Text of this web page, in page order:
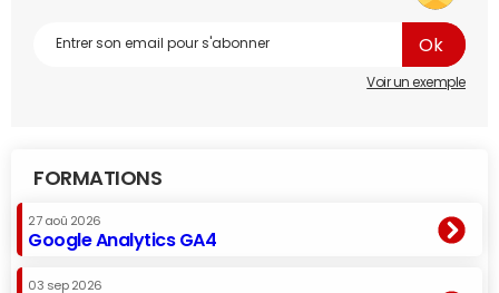
Voir un exemple
FORMATIONS
27 aoû 2026
Google Analytics GA4
03 sep 2026